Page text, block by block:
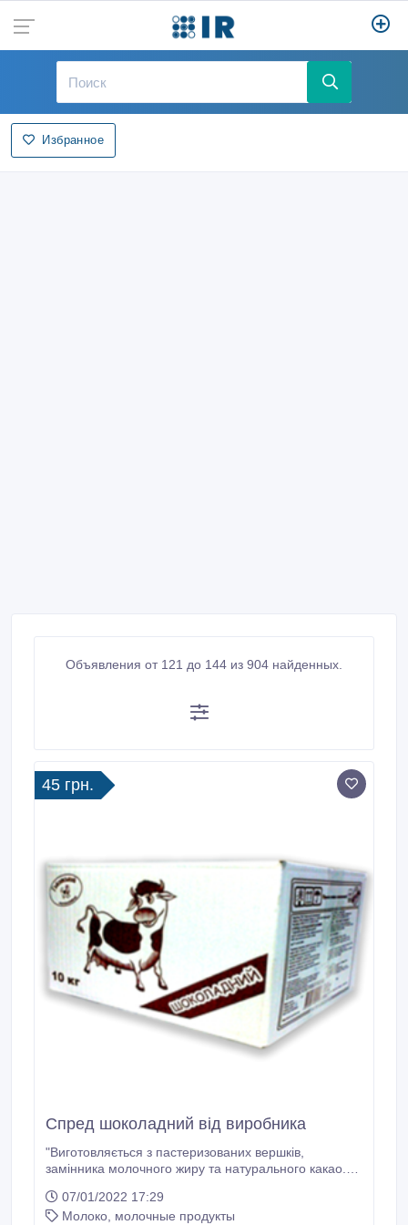
Избранное
Объявления от 121 до 144 из 904 найденных.
45 грн.
Спред шоколадний від виробника
"Виготовляється з пастеризованих вершків,
замінника молочного жиру та натурального какао.
ароматом какао. Калорійність (енергетична цінність)
на 100г продукту: 568кКал (2379, 5кДж), поживна
07/01/2022 17:29
Молоко, молочные продукты